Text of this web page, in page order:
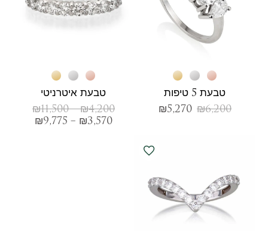
טבעת 5 טיפות
₪6,200
₪5,270
טבעת איטרניטי
₪4,200
–
₪11,500
₪3,570
–
₪9,775